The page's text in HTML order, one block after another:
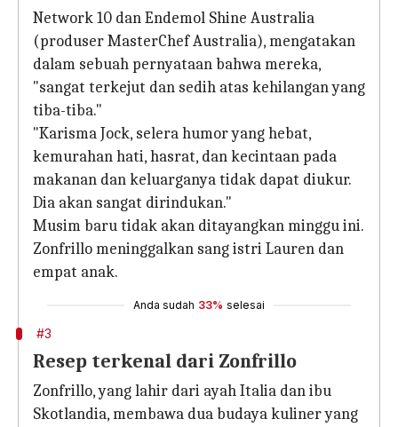
Network 10 dan Endemol Shine Australia
(produser MasterChef Australia), mengatakan
dalam sebuah pernyataan bahwa mereka,
"sangat terkejut dan sedih atas kehilangan yang
tiba-tiba."
"Karisma Jock, selera humor yang hebat,
kemurahan hati, hasrat, dan kecintaan pada
makanan dan keluarganya tidak dapat diukur.
Dia akan sangat dirindukan."
Musim baru tidak akan ditayangkan minggu ini.
Zonfrillo meninggalkan sang istri Lauren dan
empat anak.
Anda sudah 33% selesai
#3
Resep terkenal dari Zonfrillo
Zonfrillo, yang lahir dari ayah Italia dan ibu
Skotlandia, membawa dua budaya kuliner yang